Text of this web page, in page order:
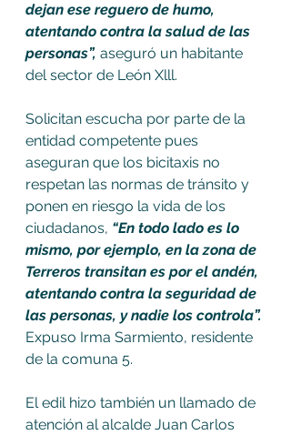
dejan ese reguero de humo,
atentando contra la salud de las
personas”, aseguró un habitante
del sector de León Xlll.
Solicitan escucha por parte de la
entidad competente pues
aseguran que los bicitaxis no
respetan las normas de tránsito y
ponen en riesgo la vida de los
ciudadanos, “En todo lado es lo
mismo, por ejemplo, en la zona de
Terreros transitan es por el andén,
atentando contra la seguridad de
las personas, y nadie los controla”.
Expuso Irma Sarmiento, residente
de la comuna 5.
El edil hizo también un llamado de
atención al alcalde Juan Carlos